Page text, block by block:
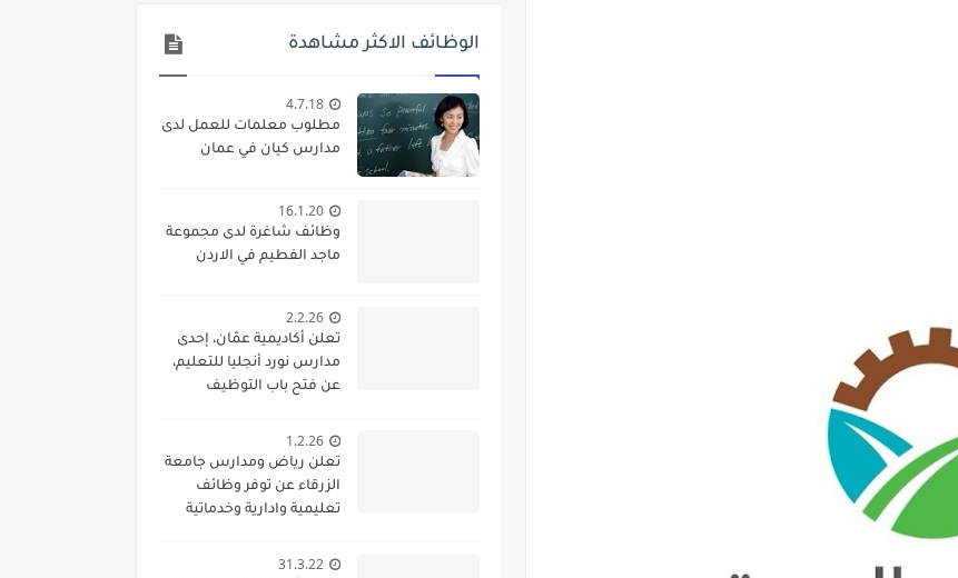
الوظائف الاكثر مشاهدة
4.7.18
مطلوب معلمات للعمل لدى
مدارس كيان في عمان
16.1.20
وظائف شاغرة لدى مجموعة
ماجد الفطيم في الاردن
2.2.26
تعلن أكاديمية عمّان، إحدى
مدارس نورد أنجليا للتعليم،
عن فتح باب التوظيف
متميزة للانضمام إلى فريقها
الأكاديمي
1.2.26
تعلن رياض ومدارس جامعة
الزرقاء عن توفر وظائف
تعليمية وادارية وخدماتية
31.3.22